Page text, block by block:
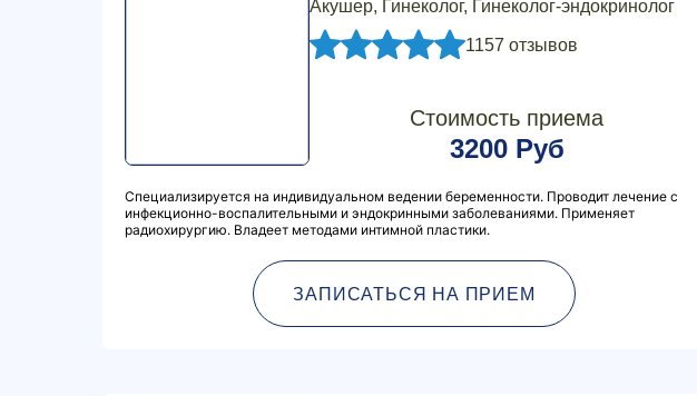
Акушер, Гинеколог, Гинеколог-эндокринолог
1157 отзывов
Стоимость приема
3200 Руб
Специализируется на индивидуальном ведении беременности. Проводит лечение с
инфекционно-воспалительными и эндокринными заболеваниями. Применяет
радиохирургию. Владеет методами интимной пластики.
ЗАПИСАТЬСЯ НА ПРИЕМ